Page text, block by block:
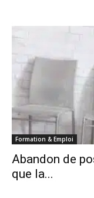
Formation & Emploi
Abandon de
que la...